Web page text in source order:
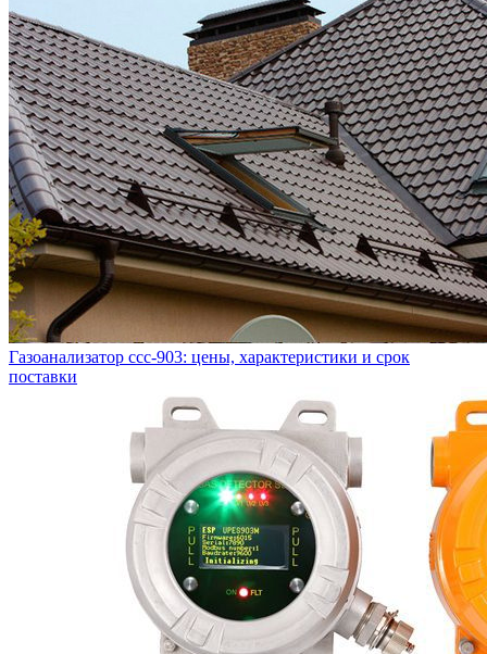
Газоанализатор ссс-903: цены, характеристики и срок
поставки